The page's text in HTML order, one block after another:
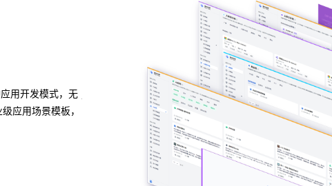
用开发模式，无
应用场景模板，
异构算力统一纳管
模型算力全面优化
j9集团问学支持信创/非信创、多品牌CPU与GPU异构多端
一管理，解决大模型算力技术瓶颈，可根据模型、芯片类
度，提高关键核心算力GPU使用效率。
预约专家咨询 >>